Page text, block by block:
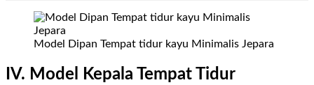
Model Dipan Tempat tidur kayu Minimalis Jepara
IV. Model Kepala Tempat Tidur